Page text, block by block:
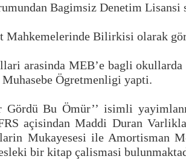
Bagimsiz Denetim Lisansi
Mahkemelerinde Bilirkisi olarak
arasinda MEB’e bagli okullarda
Ögretmenligi yapti.
Gördü Bu Ömür’’ isimli
açisindan Maddi Duran
Mukayesesi ile Amortisman
bir kitap çalismasi